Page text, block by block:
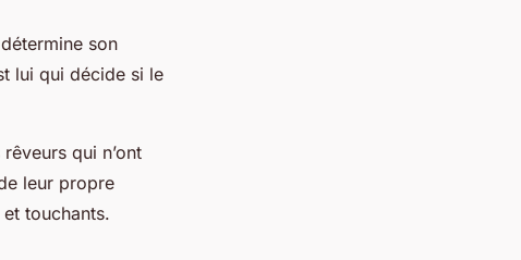
son
lui qui décide si le
qui n’ont
leur propre
touchants.